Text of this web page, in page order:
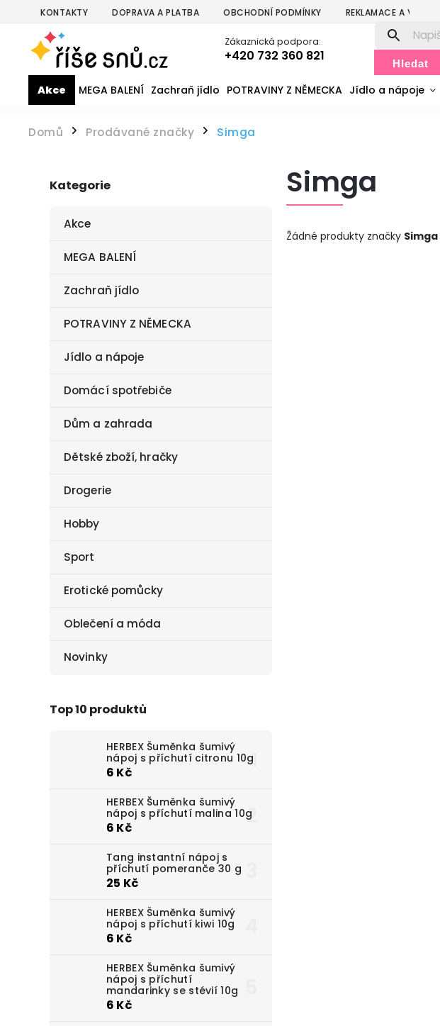
KONTAKTY DOPRAVA A PLATBA OBCHODNÍ PODMÍNKY REKLAMACE A VRÁCENÍ
Zákaznická podpora:
+420 732 360 821 Hledat
Akce MEGA BALENÍ Zachraň jídlo POTRAVINY Z NĚMECKA Jídlo a nápoje
Domů / Prodávané značky / Simga
Kategorie
Akce
MEGA BALENÍ
Zachraň jídlo
POTRAVINY Z NĚMECKA
Jídlo a nápoje
Domácí spotřebiče
Dům a zahrada
Dětské zboží, hračky
Drogerie
Hobby
Sport
Erotické pomůcky
Oblečení a móda
Novinky
Top 10 produktů
HERBEX Šuměnka šumivý
nápoj s příchutí citronu 10g
6 Kč
HERBEX Šuměnka šumivý
nápoj s příchutí malina 10g
6 Kč
Tang instantní nápoj s
příchutí pomeranče 30 g
25 Kč
HERBEX Šuměnka šumivý
nápoj s příchutí kiwi 10g
6 Kč
HERBEX Šuměnka šumivý
nápoj s příchutí
mandarinky se stévií 10g
6 Kč
Simga
Žádné produkty značky Simga